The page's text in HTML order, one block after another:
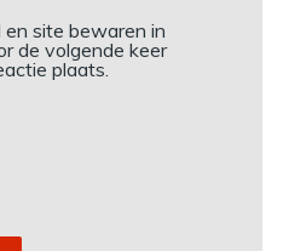
en site bewaren in
de volgende keer
plaats.